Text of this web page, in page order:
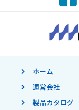
ホーム
運営会社
製品カタログ